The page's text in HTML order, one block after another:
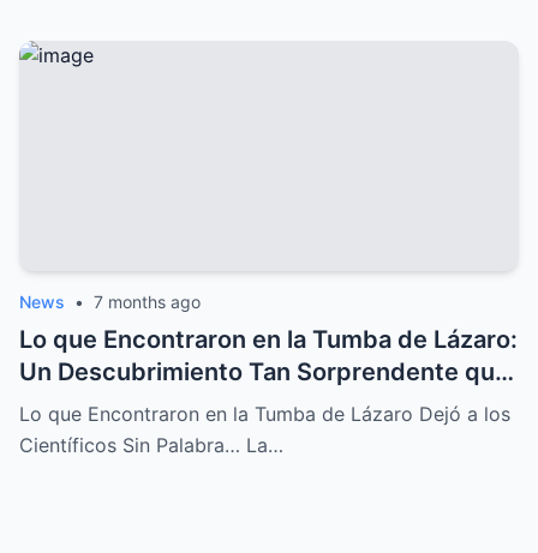
News • 7 months ago
Lo que Encontraron en la Tumba de Lázaro:
Un Descubrimiento Tan Sorprendente que
Dejó a los Científicos Sin Aliento
Lo que Encontraron en la Tumba de Lázaro Dejó a los
Científicos Sin Palabra… La…